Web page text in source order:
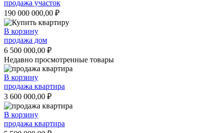
продажа участок
190 000 000,00 ₽
В корзину
продажа дом
6 500 000,00 ₽
Недавно просмотренные товары
В корзину
продажа квартира
3 600 000,00 ₽
В корзину
продажа квартира